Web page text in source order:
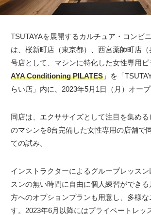
TSUTAYAを展開するカルチュア・コンビ
は、桜新町店（東京都）、西宮薬師町店
号店として、マシンに特化した女性専用
AYA Conditioning PILATES 」を「
らい店」内に、2023年5月1日（月）オープ
同店は、エクササイズとして注目を集め
のマシンを8台完備した女性専用の店舗で
ての試み。
インストラクターによるグループレッスン
スンの無い時間に自由に個人練習ができ
方へのオプションプランも用意し、多様な
す。2023年6月以降にはプライベートレッ